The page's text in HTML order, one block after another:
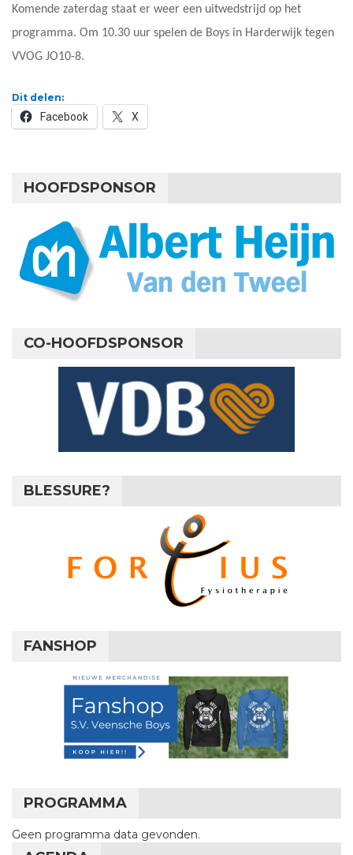
Komende zaterdag staat er weer een uitwedstrijd op het
programma. Om 10.30 uur spelen de Boys in Harderwijk tegen
VVOG JO10-8.
Dit delen:
Facebook X
HOOFDSPONSOR
CO-HOOFDSPONSOR
BLESSURE?
FANSHOP
PROGRAMMA
Geen programma data gevonden.